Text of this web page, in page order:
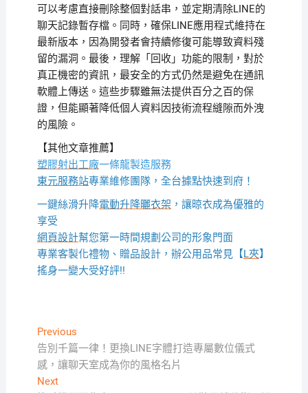
可以考慮直接刪除整個對話串，並定期清除LINE的
聊天記錄暫存檔。同時，確保LINE應用程式維持在
最新版本，因為開發者會持續修復可能導致資料殘
留的漏洞。最後，理解「回收」功能的限制，對於
真正機密的資訊，最安全的方式仍然是避免在通訊
軟體上傳送。這些步驟雖無法提供百分之百的保
證，但能顯著降低個人資料因技術流程縫隙而外洩
的風險。
【其他文章推薦】
塑膠射出工廠一條龍製造服務
東元服務站專業維修團隊，全台據點快速到府！
一鍵絲滑升降電動升降曬衣架 ，讓晾衣成為優雅的
享受
網頁設計幫您第一時間規劃公司的形象門面
專業客製化禮物、贈品設計，辦公用品常見【L夾】
搖身一變大受好評!!
文
章
導
PreviousPrevious
post:
告別千篇一律！更換LINE字體打造專屬數位儀式
感，讓聊天室成為你的風格名片
NextNext